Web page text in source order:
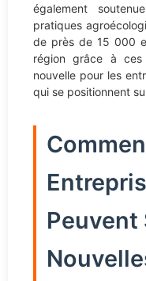
également
pratiques
de près de 15 000
région grâce à ces
nouvelle pour les
qui se positionnent
Peuvent